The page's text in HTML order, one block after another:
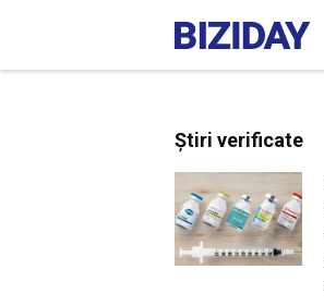
Știri verificate